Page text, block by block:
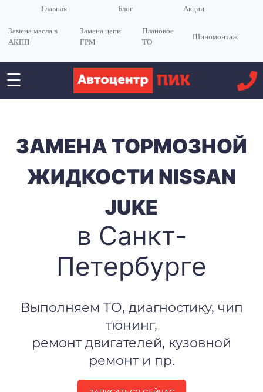
Главная Блог Акции
Замена масла в
АКПП
Замена цепи
ГРМ
Плановое
ТО
Шиномонтаж
☰
ЗАМЕНА ТОРМОЗНОЙ
ЖИДКОСТИ NISSAN
JUKE
в Санкт-
Петербурге
Выполняем ТО, диагностику, чип
тюнинг,
ремонт двигателей, кузовной
ремонт и пр.